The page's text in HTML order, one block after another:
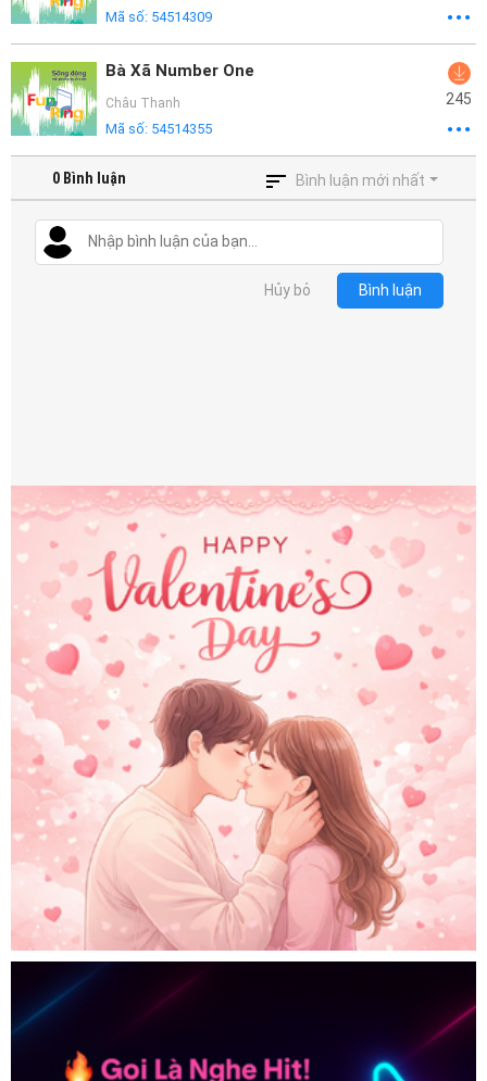
Mã số: 54514309
Bà Xã Number One
Châu Thanh
Mã số: 54514355
245
0 Bình luận Bình luận mới nhất
Hủy bỏ Bình luận